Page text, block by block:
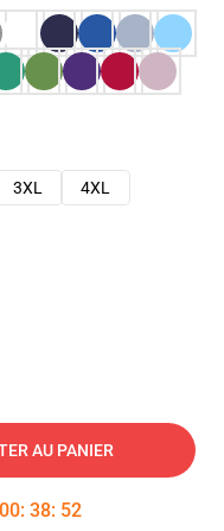
3XL
4XL
AU PANIER
00: 38: 51